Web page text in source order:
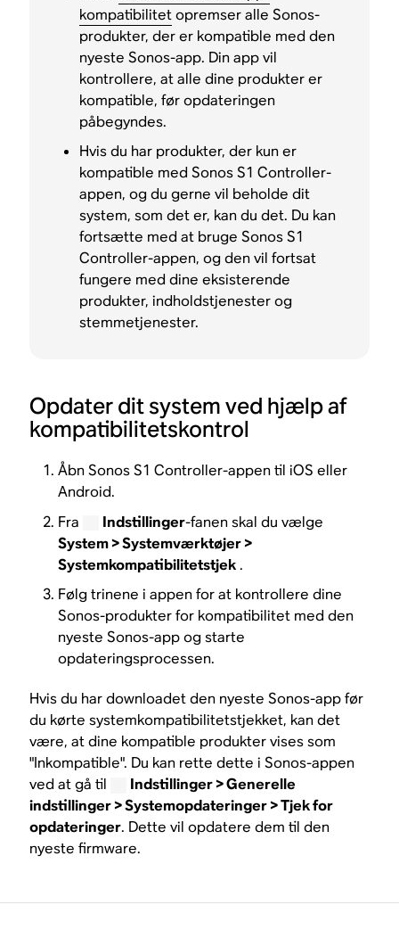
kompatibilitetopremser alle Sonos-
produkter, der er kompatible med den
nyeste Sonos-app. Din app vil
kontrollere, at alle dine produkter er
kompatible, før opdateringen
påbegyndes.
Hvis du har produkter, der kun er
kompatible med Sonos S1 Controller-
appen, og du gerne vil beholde dit
system, som det er, kan du det. Du kan
fortsætte med at bruge Sonos S1
Controller-appen, og den vil fortsat
fungere med dine eksisterende
produkter, indholdstjenester og
stemmetjenester.
Opdater dit system ved hjælp af
kompatibilitetskontrol
Åbn Sonos S1 Controller-appen til iOS eller
Android.
Fra
Indstillinger-fanen skal du vælge
System > Systemværktøjer >
Systemkompatibilitetstjek.
Følg trinene i appen for at kontrollere dine
Sonos-produkter for kompatibilitet med den
nyeste Sonos-app og starte
opdateringsprocessen.
Hvis du har downloadet den nyeste Sonos-app før
du kørte systemkompatibilitetstjekket, kan det
være, at dine kompatible produkter vises som
"Inkompatible". Du kan rette dette i Sonos-appen
ved at gå til
Indstillinger > Generelle
indstillinger > Systemopdateringer > Tjek for
opdateringer. Dette vil opdatere dem til den
nyeste firmware.